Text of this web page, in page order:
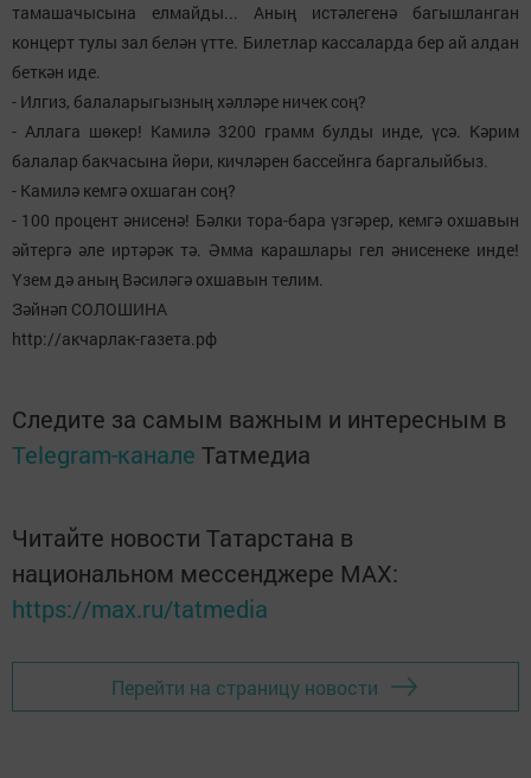
тамашачысына елмайды... Аның истәлегенә багышланган
концерт тулы зал белән үтте. Билетлар кассаларда бер ай алдан
беткән иде.
- Илгиз, балаларыгызның хәлләре ничек соң?
- Аллага шөкер! Камилә 3200 грамм булды инде, үсә. Кәрим
балалар бакчасына йөри, кичләрен бассейнга баргалыйбыз.
- Камилә кемгә охшаган соң?
- 100 процент әнисенә! Бәлки тора-бара үзгәрер, кемгә охшавын
әйтергә әле иртәрәк тә. Әмма карашлары гел әнисенеке инде!
Үзем дә аның Вәсиләгә охшавын телим.
Зәйнәп СОЛОШИНА
http://акчарлак-газета.рф
Следите за самым важным и интересным в
Telegram-канале Татмедиа
Читайте новости Татарстана в
национальном мессенджере MАХ:
https://max.ru/tatmedia
Перейти на страницу новости